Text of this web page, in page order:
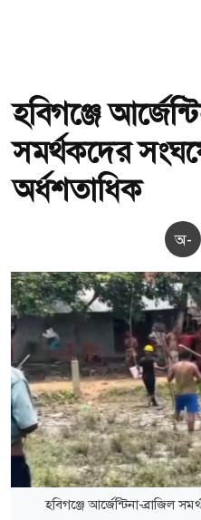
হবিগঞ্জে
সমর্থকদের
অর্ধশতাধিক
অ-
হবিগঞ্জে আর্জেন্টিনা-ব্রাজিল